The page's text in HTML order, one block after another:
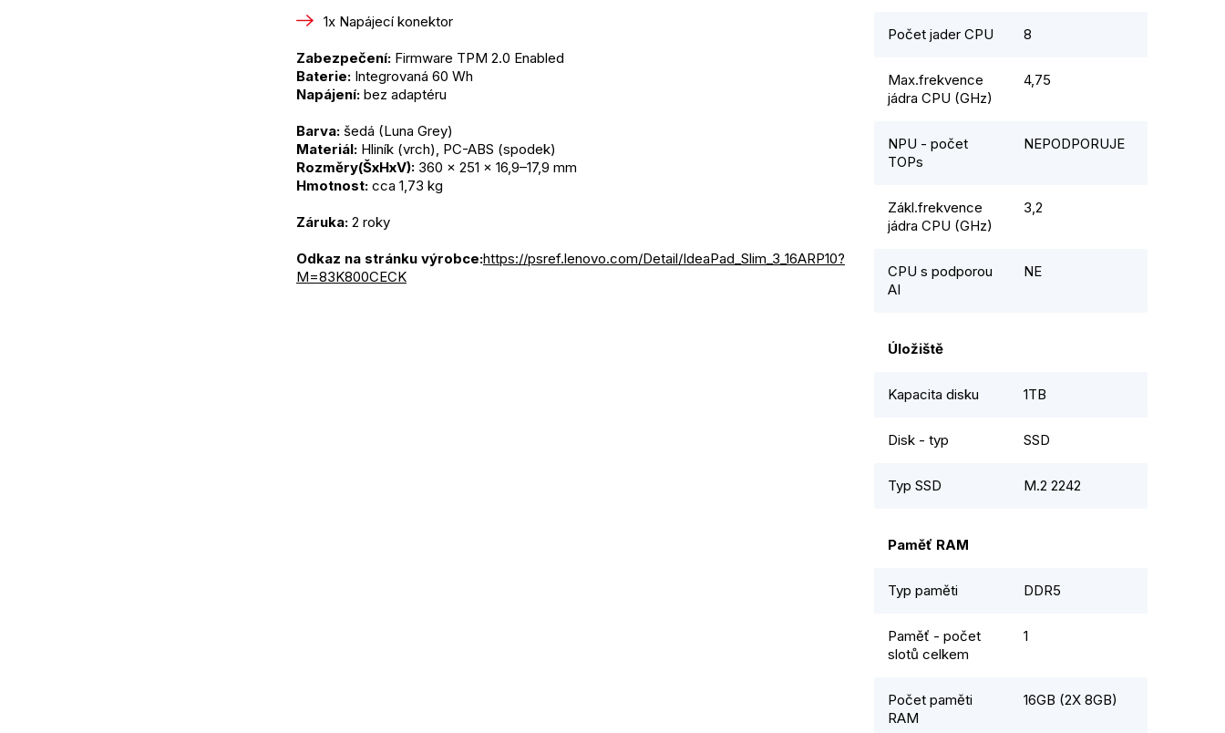
1x Napájecí konektor
Zabezpečení: Firmware TPM 2.0 Enabled
Baterie: Integrovaná 60 Wh
Napájení: bez adaptéru
Barva: šedá (Luna Grey)
Materiál: Hliník (vrch), PC-ABS (spodek)
Rozměry(ŠxHxV): 360 x 251 x 16,9–17,9 mm
Hmotnost: cca 1,73 kg
Záruka: 2 roky
Odkaz na stránku výrobce:https://psref.lenovo.com/Detail/IdeaPad_Slim_3_16ARP10?
M=83K800CECK
Počet jader CPU 8
Max.frekvence
jádra CPU (GHz)
4,75
NPU - počet
TOPs
NEPODPORUJE
Zákl.frekvence
jádra CPU (GHz)
3,2
CPU s podporou
AI
NE
Úložiště
Kapacita disku 1TB
Disk - typ SSD
Typ SSD M.2 2242
Paměť RAM
Typ paměti DDR5
Paměť - počet
slotů celkem
1
Počet paměti
RAM
16GB (2X 8GB)